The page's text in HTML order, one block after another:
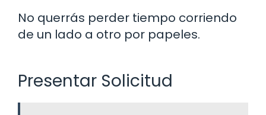
No querrás perder tiempo corriendo
de un lado a otro por papeles.
Presentar Solicitud